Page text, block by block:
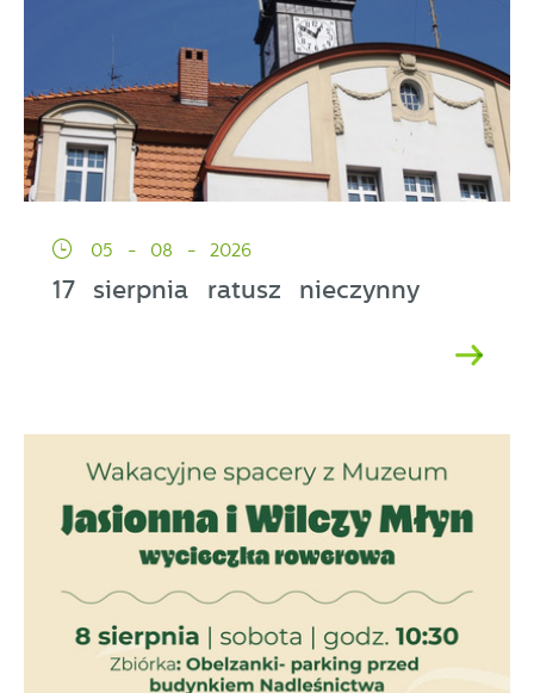
05 - 08 - 2026
17 sierpnia ratusz nieczynny